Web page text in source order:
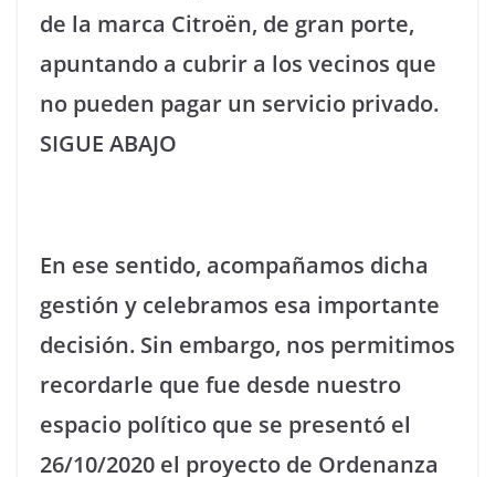
de la marca Citroën, de gran porte,
apuntando a cubrir a los vecinos que
no pueden pagar un servicio privado.
SIGUE ABAJO
En ese sentido, acompañamos dicha
gestión y celebramos esa importante
decisión. Sin embargo, nos permitimos
recordarle que fue desde nuestro
espacio político que se presentó el
26/10/2020 el proyecto de Ordenanza